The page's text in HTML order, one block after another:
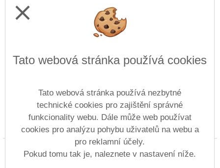
Prohlášení o přístupnosti Mapa webu Cookies
Copyright © 2022 - 2023 Střední škola lodní dopravy
Vitalex Group
close
Tato webová stránka používá cookies
Tato webová stránka používá nezbytné
technické cookies pro zajištění správné
funkcionality webu. Dále může web používat
cookies pro analýzu pohybu uživatelů na webu a
pro reklamní účely.
Pokud tomu tak je, naleznete v nastavení níže.